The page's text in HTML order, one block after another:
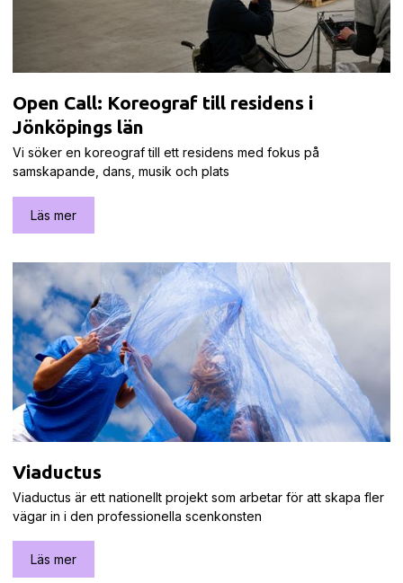
Open Call: Koreograf till residens i
Jönköpings län
Vi söker en koreograf till ett residens med fokus på
samskapande, dans, musik och plats
Läs mer
Viaductus
Viaductus är ett nationellt projekt som arbetar för att skapa fler
vägar in i den professionella scenkonsten
Läs mer